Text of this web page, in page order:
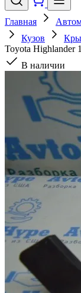
Главная
Кузов
Toyota Highlander
В наличии